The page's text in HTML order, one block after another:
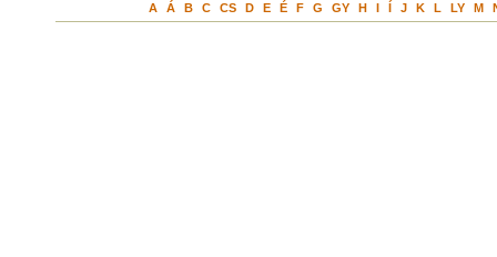
A Á B C CS D E É F G GY H I Í J K L LY M